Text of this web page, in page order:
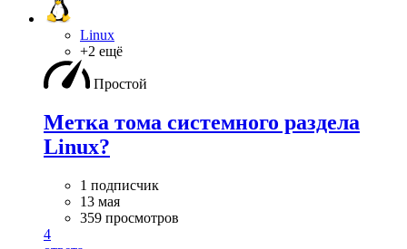
Linux
+2 ещё
Простой
Метка тома системного раздела
Linux?
1 подписчик
13 мая
359 просмотров
4